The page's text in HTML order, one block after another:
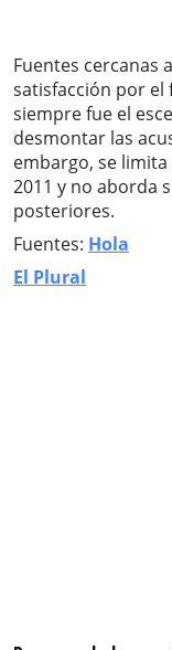
Fuentes cercanas
satisfacción por el
siempre fue el
desmontar las
embargo, se
2011 y no aborda
posteriores.
Fuentes: Hola
El Plural